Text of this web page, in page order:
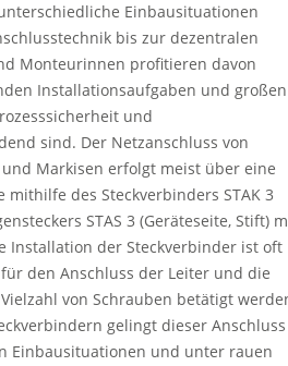
Einbausituationen
bis zur dezentralen
Monteurinnen profitieren davon
Installationsaufgaben und großen
und
sind. Der Netzanschluss von
Markisen erfolgt meist über eine
des Steckverbinders STAK 3
STAS 3 (Geräteseite, Stift)
Installation der Steckverbinder ist oft
den Anschluss der Leiter und die
von Schrauben betätigt
gelingt dieser Anschluss
Einbausituationen und unter rauen